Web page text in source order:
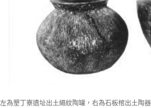
左為墾丁寮遺址出土繩紋陶罐，右為石板棺出土陶